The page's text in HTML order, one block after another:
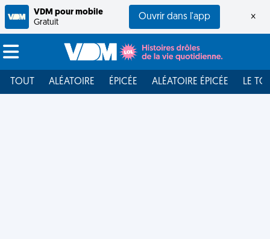
VDM pour mobile
Gratuit
Ouvrir dans l'app ×
TOUT ALÉATOIRE ÉPICÉE ALÉATOIRE ÉPICÉE LE